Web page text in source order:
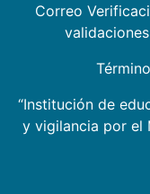
Correo
“Institución de
y vigilancia por el